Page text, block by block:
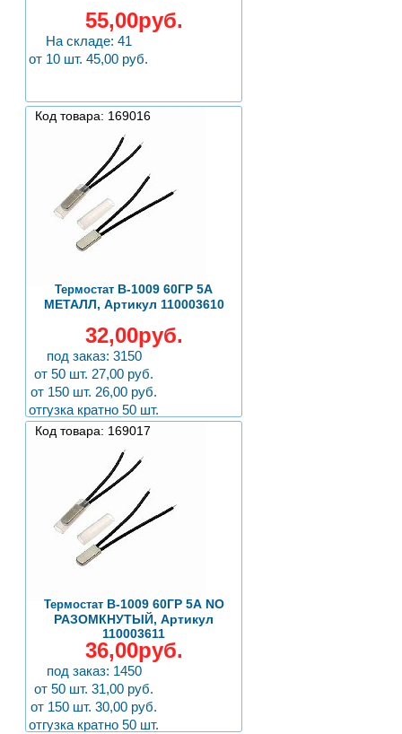
55,00руб.
На складе: 41
от 10 шт. 45,00 руб.
Код товара: 169016
Термостат B-1009 60ГР 5А
МЕТАЛЛ, Артикул 110003610
32,00руб.
под заказ: 3150
от 50 шт. 27,00 руб.
от 150 шт. 26,00 руб.
отгузка кратно 50 шт.
Код товара: 169017
ТермостатB-1009 60ГР 5А NO
РАЗОМКНУТЫЙ, Артикул
110003611
36,00руб.
под заказ: 1450
от 50 шт. 31,00 руб.
от 150 шт. 30,00 руб.
отгузка кратно 50 шт.